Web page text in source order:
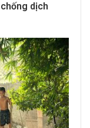
dịch